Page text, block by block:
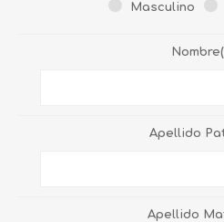
Masculino
Apellido
Apellido